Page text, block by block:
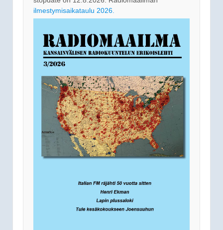
ilmestymisaikataulu 2026.